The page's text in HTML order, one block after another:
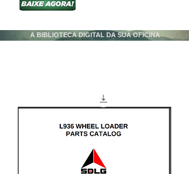
A BIBLIOTECA DIGITAL DA SUA OFICINA